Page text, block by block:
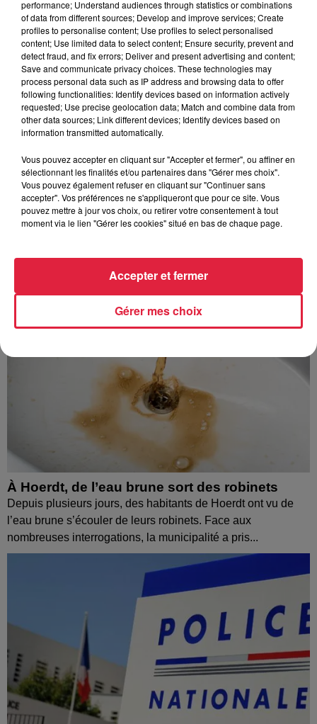
Catherine Trautmann réagit
6 août 2026
Au zoo de Mulhouse : rencontre
avec les flamants rouges
À découvrir également
À Hoerdt, de l’eau brune sort des robinets
Depuis plusieurs jours, des habitants de Hoerdt ont vu de
l’eau brune s’écouler de leurs robinets. Face aux
nombreuses interrogations, la municipalité a pris...
performance; Understand audiences through statistics or combinations
of data from different sources; Develop and improve services; Create
profiles to personalise content; Use profiles to select personalised
content; Use limited data to select content; Ensure security, prevent and
detect fraud, and fix errors; Deliver and present advertising and content;
Save and communicate privacy choices. These technologies may
process personal data such as IP address and browsing data to offer
following functionalities: Identify devices based on information actively
requested; Use precise geolocation data; Match and combine data from
other data sources; Link different devices; Identify devices based on
information transmitted automatically.
Vous pouvez accepter en cliquant sur "Accepter et fermer", ou affiner en
sélectionnant les finalités et/ou partenaires dans "Gérer mes choix".
Vous pouvez également refuser en cliquant sur "Continuer sans
accepter". Vos préférences ne s'appliqueront que pour ce site. Vous
pouvez mettre à jour vos choix, ou retirer votre consentement à tout
moment via le lien "Gérer les cookies" situé en bas de chaque page.
Gérer mes choix
Accepter et fermer